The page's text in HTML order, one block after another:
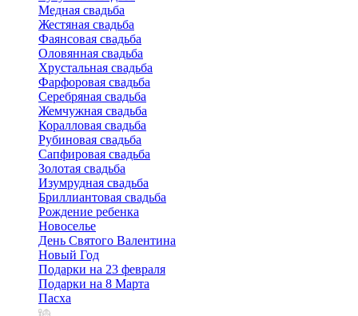
Медная свадьба
Жестяная свадьба
Фаянсовая свадьба
Оловянная свадьба
Хрустальная свадьба
Фарфоровая свадьба
Серебряная свадьба
Жемчужная свадьба
Коралловая свадьба
Рубиновая свадьба
Сапфировая свадьба
Золотая свадьба
Изумрудная свадьба
Бриллиантовая свадьба
Рождение ребенка
Новоселье
День Святого Валентина
Новый Год
Подарки на 23 февраля
Подарки на 8 Марта
Пасха